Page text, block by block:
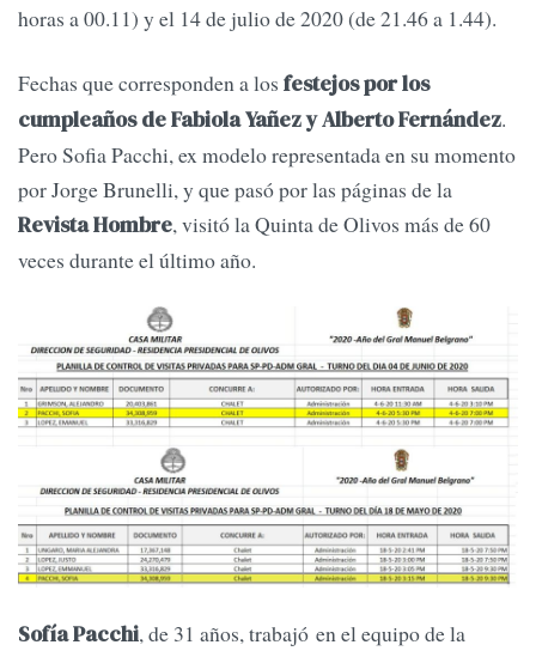
horas a 00.11) y el 14 de julio de 2020 (de 21.46 a 1.44).
Fechas que corresponden a los festejos por los
cumpleaños de Fabiola Yañez y Alberto Fernández.
Pero Sofia Pacchi, ex modelo representada en su momento
por Jorge Brunelli, y que pasó por las páginas de la
Revista Hombre, visitó la Quinta de Olivos más de 60
veces durante el último año.
Sofía Pacchi, de 31 años, trabajó en el equipo de la